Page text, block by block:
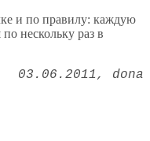
и по правилу: каждую
нескольку раз в
03.06.2011 dona